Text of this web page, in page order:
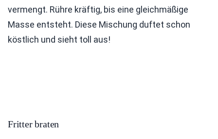
vermengt. Rühre kräftig, bis eine gleichmäßige
Masse entsteht. Diese Mischung duftet schon
köstlich und sieht toll aus!
Fritter braten